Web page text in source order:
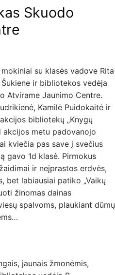
Skuodo
su klasės vadove Rita
ir bibliotekos vedėja
Atvirame Jaunimo Centre.
Kamilė Puidokaitė ir
bibliotekų „Knygų
akcijos metu padovanojo
kviečia pas save į svečius
gavo 1d klasė. Pirmokus
ir neįprastos erdvės,
bet labiausiai patiko „Vaikų
žinomas dainas
spalvoms, plaukiant dūmų
jaunais žmonėmis,